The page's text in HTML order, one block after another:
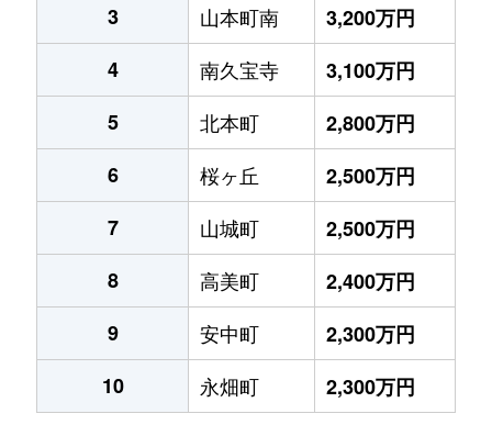
3
山本町南
3,200万円
4
南久宝寺
3,100万円
5
北本町
2,800万円
6
桜ヶ丘
2,500万円
7
山城町
2,500万円
8
高美町
2,400万円
9
安中町
2,300万円
10
永畑町 2,300万円